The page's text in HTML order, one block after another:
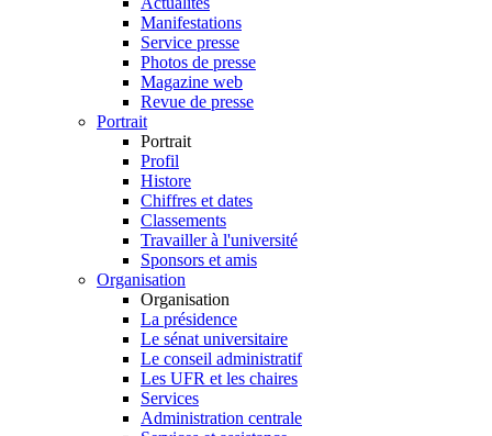
Manifestations
Service presse
Photos de presse
Magazine web
Revue de presse
Portrait
Portrait
Profil
Histore
Chiffres et dates
Classements
Travailler à l'université
Sponsors et amis
Organisation
Organisation
La présidence
Le sénat universitaire
Le conseil administratif
Les UFR et les chaires
Services
Administration centrale